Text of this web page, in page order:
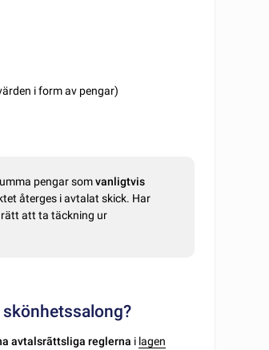
i form av pengar)
pengar somvanligtvis
återges i avtalat skick. Har
rätt att ta täckning ur
avtalsrãttsliga reglerna i lagen